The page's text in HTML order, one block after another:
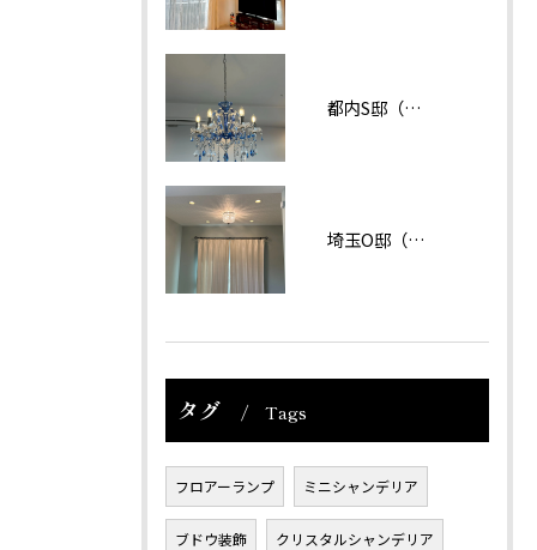
都内S邸（マンション）
埼玉O邸（戸建て）
タグ Tags
フロアーランプ ミニシャンデリア
ブドウ装飾 クリスタルシャンデリア